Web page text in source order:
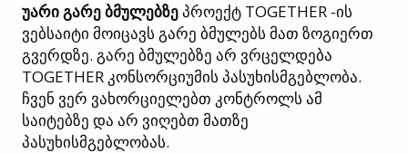
უარი გარე ბმულებზეპროექტ TOGETHER -ის
ვებსაიტი მოიცავს გარე ბმულებს მათ ზოგიერთ
გვერდზე. გარე ბმულებზე არ ვრცელდება
TOGETHER კონსორციუმის პასუხისმგებლობა.
ჩვენ ვერ ვახორციელებთ კონტროლს ამ
საიტებზე და არ ვიღებთ მათზე
პასუხისმგებლობას.